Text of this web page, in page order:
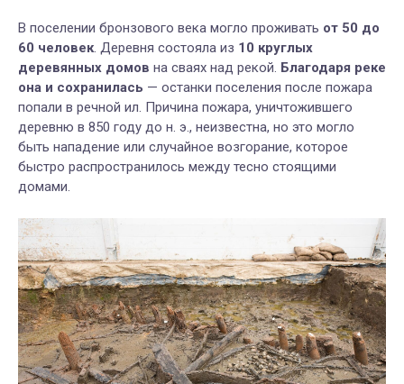
В поселении бронзового века могло проживать от 50 до
60 человек. Деревня состояла из 10 круглых
деревянных домов на сваях над рекой. Благодаря реке
она и сохранилась — останки поселения после пожара
попали в речной ил. Причина пожара, уничтожившего
деревню в 850 году до н. э., неизвестна, но это могло
быть нападение или случайное возгорание, которое
быстро распространилось между тесно стоящими
домами.